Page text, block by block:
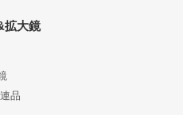
拡大鏡
品